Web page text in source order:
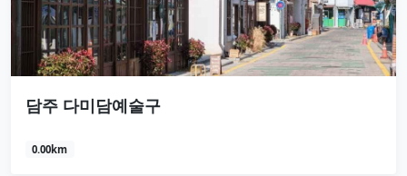
담주 다미담예술구
0.00km